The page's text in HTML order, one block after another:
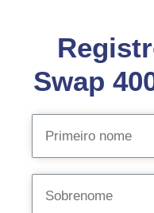
Swap